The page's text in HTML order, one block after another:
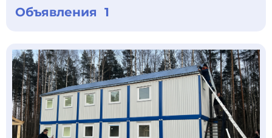
Объявления 1